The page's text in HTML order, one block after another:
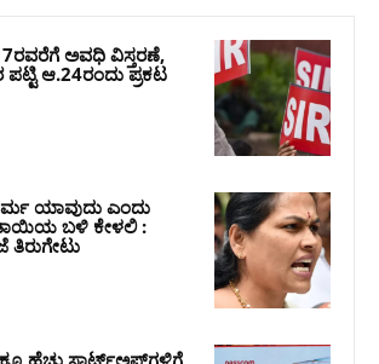
ಅವಧಿ ವಿಸ್ತರಣೆ,
ಆ.24ರಂದು ಪ್ರಕಟ
ಯಾವುದು ಎಂದು
ಬಳಿ ಕೇಳಲಿ :
ತಿರುಗೇಟು
ಹೆಚ್ಚು ಸ್ಟಾರ್ಟ್‌ಅಪ್‌ಗಳಿಗೆ